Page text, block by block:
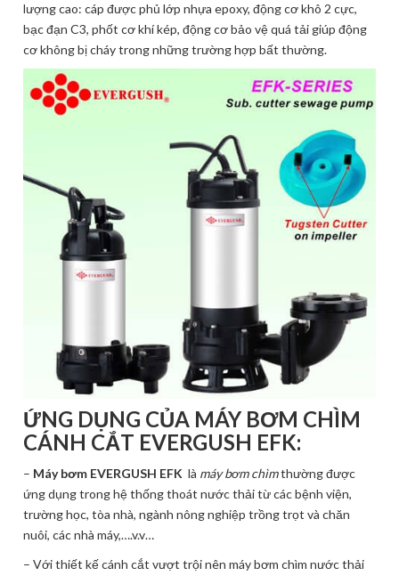
lượng cao: cáp được phủ lớp nhựa epoxy, động cơ khô 2 cực,
bạc đạn C3, phốt cơ khí kép, động cơ bảo vệ quá tải giúp động
cơ không bị cháy trong những trường hợp bất thường.
ỨNG DỤNG CỦA MÁY BƠM CHÌM
CÁNH CẮT EVERGUSH EFK:
– Máy bơm EVERGUSH EFK là máy bơm chìmthường được
ứng dụng trong hệ thống thoát nước thải từ các bệnh viện,
trường học, tòa nhà, ngành nông nghiệp trồng trọt và chăn
nuôi, các nhà máy,….v.v…
– Với thiết kế cánh cắt vượt trội nên máy bơm chìm nước thải